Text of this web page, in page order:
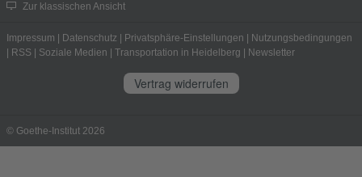
Zur klassischen Ansicht
Impressum Datenschutz Privatsphäre-Einstellungen
Nutzungsbedingungen
RSS Soziale Medien Transportation in Heidelberg Newsletter
Vertrag widerrufen
© Goethe-Institut 2026